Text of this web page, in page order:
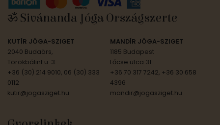
ॐ Sivánanda Jóga Országszerte
KUTÍR JÓGA-SZIGET
2040 Budaörs,
Törökbálint u. 3.
+36 (30) 214 9010, 06 (30) 333
0112
kutir@jogasziget.hu
MANDÍR JÓGA-SZIGET
1185 Budapest
Lőcse utca 31.
+36 70 317 7242, +36 30 658
4396
mandir@jogasziget.hu